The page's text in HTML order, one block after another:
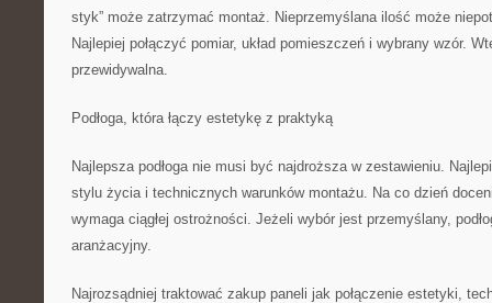
styk” może zatrzymać montaż. Nieprzemyślana ilość może
Najlepiej połączyć pomiar, układ pomieszczeń i wybrany wzór.
przewidywalna.
Podłoga, która łączy estetykę z praktyką
Najlepsza podłoga nie musi być najdroższa w zestawieniu.
stylu życia i technicznych warunków montażu. Na co dzień
wymaga ciągłej ostrożności. Jeżeli wybór jest przemyślany,
aranżacyjny.
Najrozsądniej traktować zakup paneli jak połączenie estetyki,